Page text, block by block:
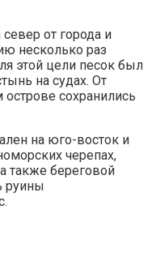
от города и
несколько раз
этой цели песок был
на судах. От
сохранились
на юго-восток и
черепах,
также береговой
руины